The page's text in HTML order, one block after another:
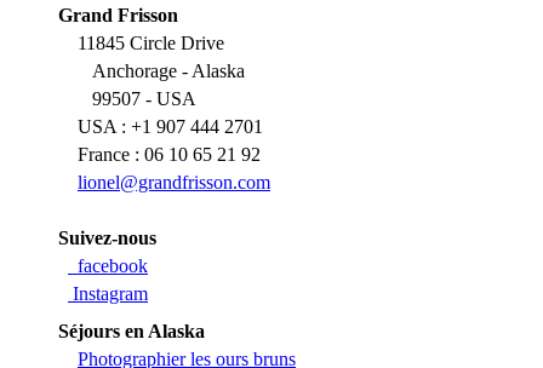
Grand Frisson
11845 Circle Drive
Anchorage - Alaska
99507 - USA
USA : +1 907 444 2701
France : 06 10 65 21 92
lionel@grandfrisson.com
Suivez-nous
facebook
Instagram
Séjours en Alaska
Photographier les ours bruns